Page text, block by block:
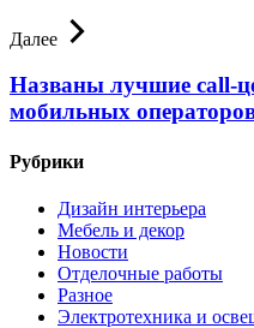
Далее
Названы лучшие call-
мобильных
Рубрики
Дизайн интерьера
Мебель и декор
Новости
Отделочные работы
Разное
Электротехника и